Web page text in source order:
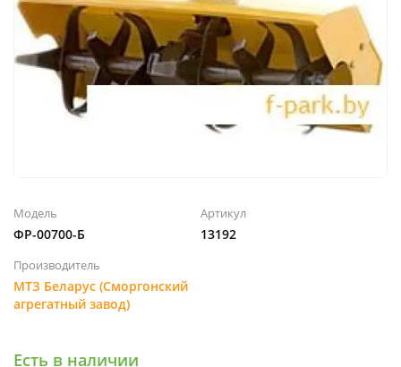
Модель
ФР-00700-Б
Артикул
13192
Производитель
МТЗ Беларус (Сморгонский
агрегатный завод)
Есть в наличии